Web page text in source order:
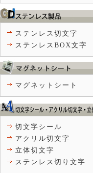
ステンレス切文字
ステンレスBOX文字
マグネットシート
切文字シール
アクリル切文字
立体切文字
ステンレス切り文字